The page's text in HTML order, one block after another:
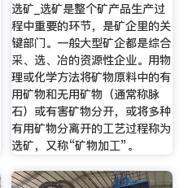
选矿_选矿是整个矿产品生产过
程中重要的环节，是矿企里的关
键部门。一般大型矿企都是综合
采、选、冶的资源性企业。用物
理或化学方法将矿物原料中的有
用矿物和无用矿物（通常称脉
石）或有害矿物分开，或将多种
有用矿物分离开的工艺过程称为
选矿，又称“矿物加工”。